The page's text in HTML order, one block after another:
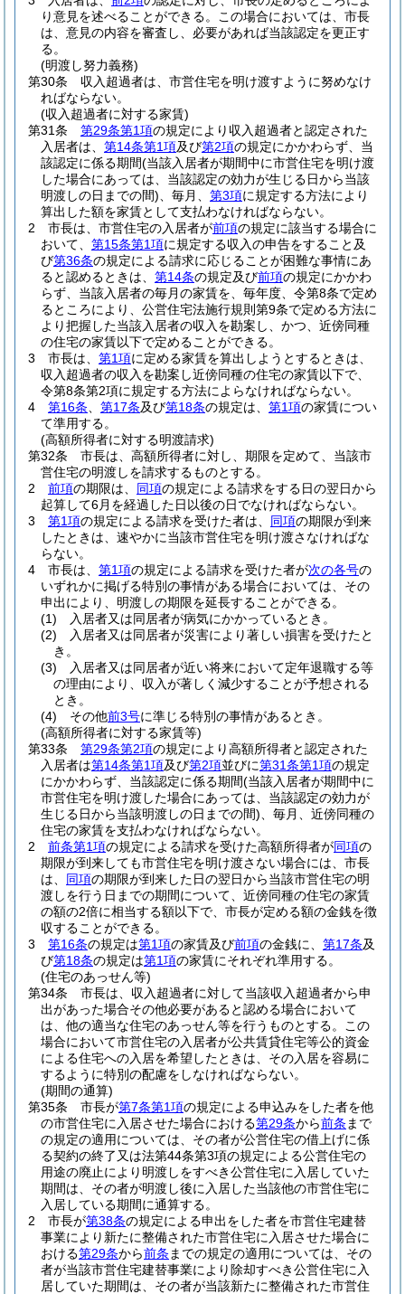
り意見を述べることができる。
この場合においては、市長
は、意見の内容を審査し、必要があれば当該認定を更正す
る。
(明渡し努力義務)
第30条
収入超過者は、市営住宅を明け渡すように努めなけ
ればならない。
(収入超過者に対する家賃)
第31条
第29条第1項の規定により収入超過者と認定された
入居者は、 第14条第1項及び第2項の規定にかかわらず、当
該認定に係る期間(当該入居者が期間中に市営住宅を明け渡
した場合にあっては、当該認定の効力が生じる日から当該
明渡しの日までの間) 、毎月、 第3項に規定する方法により
算出した額を家賃として支払わなければならない。
2
市長は、市営住宅の入居者が前項の規定に該当する場合に
おいて、 第15条第1項に規定する収入の申告をすること及
び第36条の規定による請求に応じることが困難な事情にあ
ると認めるときは、 第14条の規定及び前項の規定にかかわ
らず、当該入居者の毎月の家賃を、毎年度、令第8条で定め
るところにより、公営住宅法施行規則第9条で定める方法に
より把握した当該入居者の収入を勘案し、かつ、近傍同種
の住宅の家賃以下で定めることができる。
3
市長は、 第1項に定める家賃を算出しようとするときは、
収入超過者の収入を勘案し近傍同種の住宅の家賃以下で、
令第8条第2項に規定する方法によらなければならない。
4
第16条 第17条及び第18条の規定は、 第1項の家賃につい
て準用する。
(高額所得者に対する明渡請求)
第32条
市長は、高額所得者に対し、期限を定めて、当該市
営住宅の明渡しを請求するものとする。
2
前項の期限は、 同項の規定による請求をする日の翌日から
起算して6月を経過した日以後の日でなければならない。
3
第1項の規定による請求を受けた者は、 同項の期限が到来
したときは、速やかに当該市営住宅を明け渡さなければな
らない。
4
市長は、 第1項の規定による請求を受けた者が次の各号の
いずれかに掲げる特別の事情がある場合においては、その
申出により、明渡しの期限を延長することができる。
(1)
入居者又は同居者が病気にかかっているとき。
(2)
入居者又は同居者が災害により著しい損害を受けたと
き。
(3)
入居者又は同居者が近い将来において定年退職する等
の理由により、収入が著しく減少することが予想される
とき。
(4)
その他前3号に準じる特別の事情があるとき。
(高額所得者に対する家賃等)
第33条
第29条第2項の規定により高額所得者と認定された
入居者は第14条第1項及び第2項並びに第31条第1項の規定
にかかわらず、当該認定に係る期間(当該入居者が期間中に
市営住宅を明け渡した場合にあっては、当該認定の効力が
生じる日から当該明渡しの日までの間) 、毎月、近傍同種の
住宅の家賃を支払わなければならない。
2
前条第1項の規定による請求を受けた高額所得者が同項の
期限が到来しても市営住宅を明け渡さない場合には、市長
は、 同項の期限が到来した日の翌日から当該市営住宅の明
渡しを行う日までの期間について、近傍同種の住宅の家賃
の額の2倍に相当する額以下で、市長が定める額の金銭を徴
収することができる。
3
第16条の規定は第1項の家賃及び前項の金銭に、 第17条及
び第18条の規定は第1項の家賃にそれぞれ準用する。
(住宅のあっせん等)
第34条
市長は、収入超過者に対して当該収入超過者から申
出があった場合その他必要があると認める場合において
は、他の適当な住宅のあっせん等を行うものとする。
この
場合において市営住宅の入居者が公共賃貸住宅等公的資金
による住宅への入居を希望したときは、その入居を容易に
するように特別の配慮をしなければならない。
(期間の通算)
第35条
市長が第7条第1項の規定による申込みをした者を他
の市営住宅に入居させた場合における第29条から前条 まで
の規定の適用については、その者が公営住宅の借上げに係
る契約の終了又は法第44条第3項の規定による公営住宅の
用途の廃止により明渡しをすべき公営住宅に入居していた
期間は、その者が明渡し後に入居した当該他の市営住宅に
入居している期間に通算する。
2
市長が第38条の規定による申出をした者を市営住宅建替
事業により新たに整備された市営住宅に入居させた場合に
おける第29条から前条 までの規定の適用については、その
者が当該市営住宅建替事業により除却すべき公営住宅に入
居していた期間は、その者が当該新たに整備された市営住